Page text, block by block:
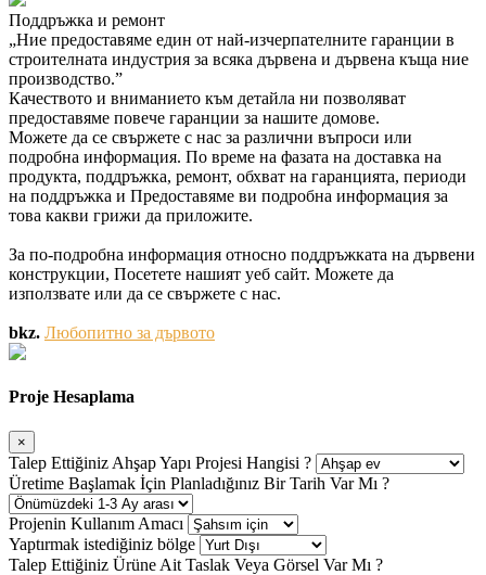
Поддръжка и ремонт
„Ние предоставяме един от най-изчерпателните гаранции в
строителната индустрия за всяка дървена и дървена къща ние
производство.”
Качеството и вниманието към детайла ни позволяват
предоставяме повече гаранции за нашите домове.
Можете да се свържете с нас за различни въпроси или
подробна информация. По време на фазата на доставка на
продукта, поддръжка, ремонт, обхват на гаранцията, периоди
на поддръжка и Предоставяме ви подробна информация за
това какви грижи да приложите.
За по-подробна информация относно поддръжката на дървени
конструкции, Посетете нашият уеб сайт. Можете да
използвате или да се свържете с нас.
bkz. Любопитно за дървото
Proje Hesaplama
×
Talep Ettiğiniz Ahşap Yapı Projesi Hangisi ?
Üretime Başlamak İçin Planladığınız Bir Tarih Var Mı ?
Projenin Kullanım Amacı
Yaptırmak istediğiniz bölge
Talep Ettiğiniz Ürüne Ait Taslak Veya Görsel Var Mı ?